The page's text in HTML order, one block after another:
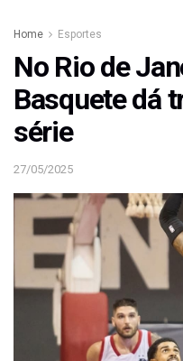
Home Esportes
No Rio de
Basquete dá
série
27/05/2025